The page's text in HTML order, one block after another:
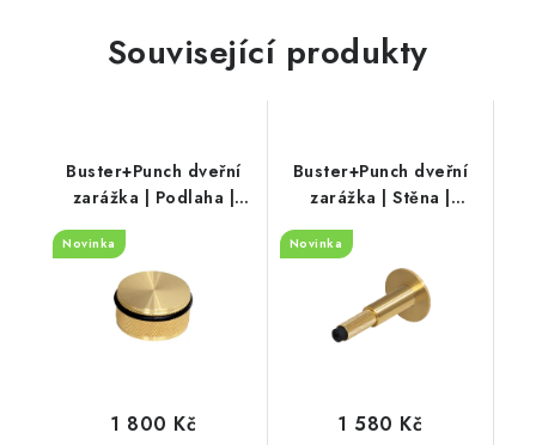
Související produkty
Buster+Punch dveřní
zarážka | Podlaha |
CROSS (mosaz)
Novinka
1 800 Kč
Buster+Punch dveřní
zarážka | Stěna |
CROSS (mosaz)
Novinka
1 580 Kč